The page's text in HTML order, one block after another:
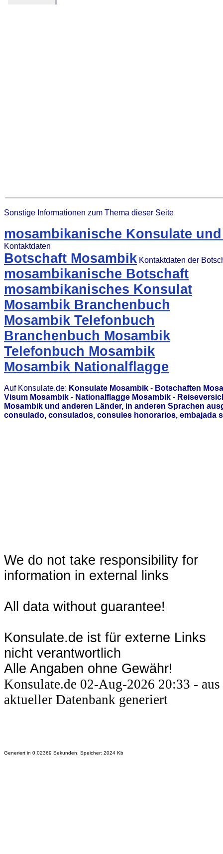
Sonstige Informationen zum Thema dieser Seite
mosambikanische Konsulate
Kontaktdaten
Botschaft Mosambik Kontaktdaten der
mosambikanische Botschaft
mosambikanisches Konsulat
Mosambik Branchenbuch
Mosambik Telefonbuch
Branchenbuch Mosambik
Telefonbuch Mosambik
Mosambik Nationalflagge
Auf Konsulate.de: Konsulate Mosambik - Botschaften
Visum Mosambik - Nationalflagge Mosambik -
Mosambik und anderen Länder, in anderen Sprachen
consulado, consulados, consules honorarios, embajada
We do not take responsibility for
information in external links
All data without guarantee!
Konsulate.de ist für externe Links
nicht verantwortlich
Alle Angaben ohne Gewähr!
Konsulate.de 02-Aug-2026 20:33 - aus
aktueller Datenbank generiert
Generiert in 0.02369 Sekunden. Speicher: 2024 Kb